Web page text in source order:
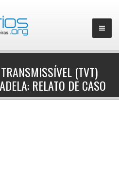
▼
(TVT)
RELATO DE CASO